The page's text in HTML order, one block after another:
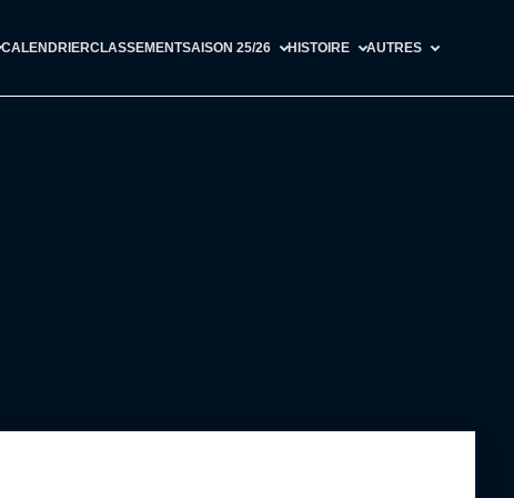
CALENDRIERCLASSEMENTSAISON 25/26 HISTOIRE AUTRES